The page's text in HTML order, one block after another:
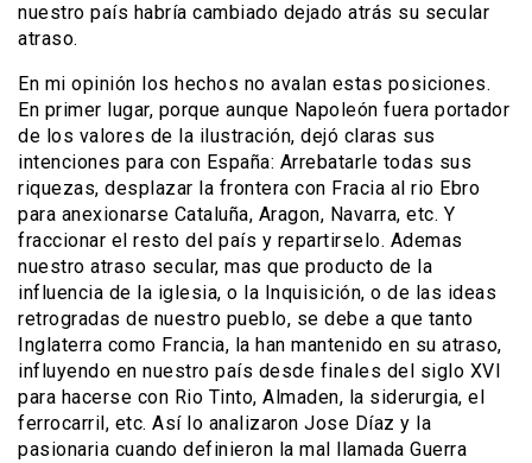
nuestro país habría cambiado dejado atrás su secular
atraso.
En mi opinión los hechos no avalan estas posiciones.
En primer lugar, porque aunque Napoleón fuera portador
de los valores de la ilustración, dejó claras sus
intenciones para con España: Arrebatarle todas sus
riquezas, desplazar la frontera con Fracia al rio Ebro
para anexionarse Cataluña, Aragon, Navarra, etc. Y
fraccionar el resto del país y repartirselo. Ademas
nuestro atraso secular, mas que producto de la
influencia de la iglesia, o la Inquisición, o de las ideas
retrogradas de nuestro pueblo, se debe a que tanto
Inglaterra como Francia, la han mantenido en su atraso,
influyendo en nuestro país desde finales del siglo XVI
para hacerse con Rio Tinto, Almaden, la siderurgia, el
ferrocarril, etc. Así lo analizaron Jose Díaz y la
pasionaria cuando definieron la mal llamada Guerra